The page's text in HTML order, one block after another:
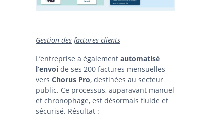
Gestion des factures clients
L’entreprise a également automatisé
l’envoi de ses 200 factures mensuelles
vers Chorus Pro, destinées au secteur
public. Ce processus, auparavant manuel
et chronophage, est désormais fluide et
sécurisé. Résultat :